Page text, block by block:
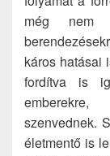
még nem
káros hatásai
fordítva is
emberekre,
szenvednek.
életmentő is